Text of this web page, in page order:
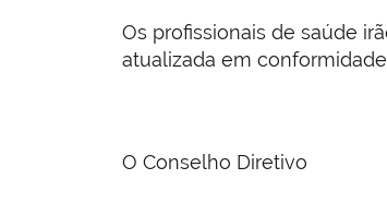
Os profissionais de saúde
atualizada em
O Conselho Diretivo